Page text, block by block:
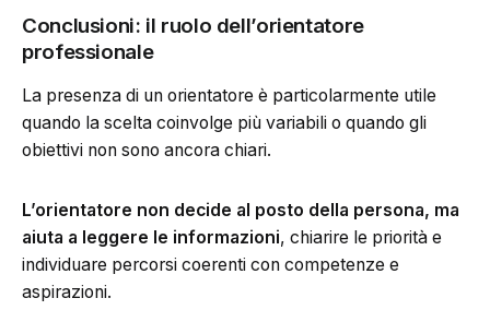
Conclusioni: il ruolo dell’orientatore
professionale
La presenza di un orientatore è particolarmente utile
quando la scelta coinvolge più variabili o quando gli
obiettivi non sono ancora chiari.
L’orientatore non decide al posto della persona, ma
aiuta a leggere le informazioni, chiarire le priorità e
individuare percorsi coerenti con competenze e
aspirazioni.